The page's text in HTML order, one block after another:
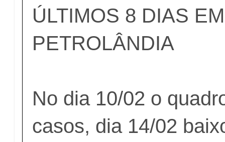
ÚLTIMOS 8 DIAS EM
PETROLÂNDIA
No dia 10/02 o
casos, dia 14/02